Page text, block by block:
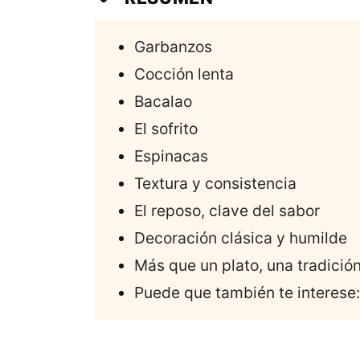
Garbanzos
Cocción lenta
Bacalao
El sofrito
Espinacas
Textura y consistencia
El reposo, clave del sabor
Decoración clásica y humilde
Más que un plato, una
Puede que también te interese: